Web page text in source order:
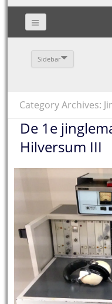
Sidebar
Category Archives:
De 1e
Hilversum III